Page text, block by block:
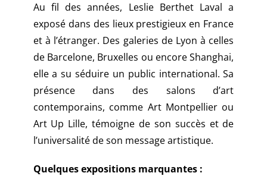
Au fil des années, Leslie Berthet Laval a
exposé dans des lieux prestigieux en France
et à l’étranger. Des galeries de Lyon à celles
de Barcelone, Bruxelles ou encore Shanghai,
elle a su séduire un public international. Sa
présence dans des salons d’art
contemporains, comme Art Montpellier ou
Art Up Lille, témoigne de son succès et de
l’universalité de son message artistique.
Quelques expositions marquantes :